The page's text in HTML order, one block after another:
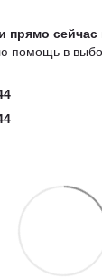
прямо сейчас
помощь в